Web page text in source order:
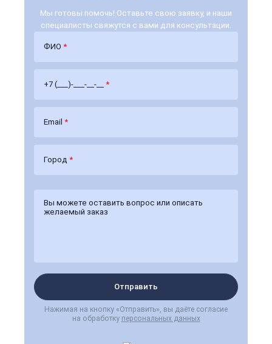
Мы готовы помочь! Оставьте свою заявку, и наши
специалисты свяжутся с вами для консультации.
ФИО *
+7 (___)-___-__-__ *
Email *
Город *
Отправить
Нажимая на кнопку «Отправить», вы даёте согласие
на обработку персональных данных